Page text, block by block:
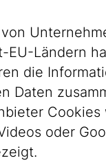
der
ist es
mehr. Es ist
Alleinsein in
setzt sich
EU-Ländern
die
Daten
Cookies
oder